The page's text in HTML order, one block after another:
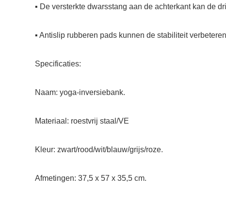
▪ De versterkte dwarsstang aan de achterkant kan de
▪ Antislip rubberen pads kunnen de stabiliteit
Specificaties:
Naam: yoga-inversiebank.
Materiaal: roestvrij staal/VE
Kleur: zwart/rood/wit/blauw/grijs/roze.
Afmetingen: 37,5 x 57 x 35,5 cm.